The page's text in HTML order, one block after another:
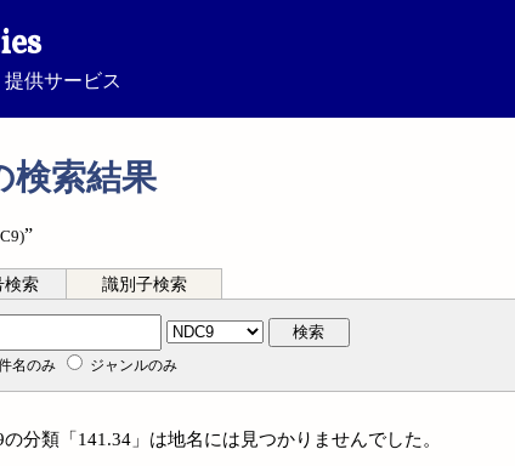
供サービス
検索結果
”
検索 識別子検索
検索
名のみ ジャンルのみ
の分類「141.34」は地名には見つかりませんでした。